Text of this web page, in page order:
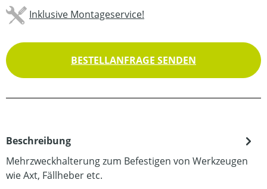
Inklusive Montageservice!
BESTELLANFRAGE SENDEN
Beschreibung
Mehrzweckhalterung zum Befestigen von Werkzeugen
wie Axt, Fällheber etc.